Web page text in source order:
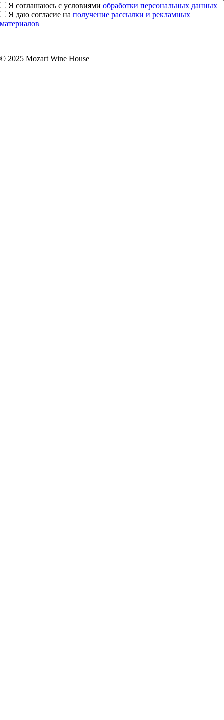
Я соглашаюсь с условиями обработки персональных данных
Я даю согласие на получение рассылки и рекламных
материалов
© 2025 Mozart Wine House